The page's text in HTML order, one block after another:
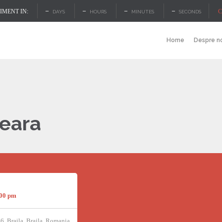
IN: – DAYS – HOURS – MINUTES – SECONDS
Home Despre
pm